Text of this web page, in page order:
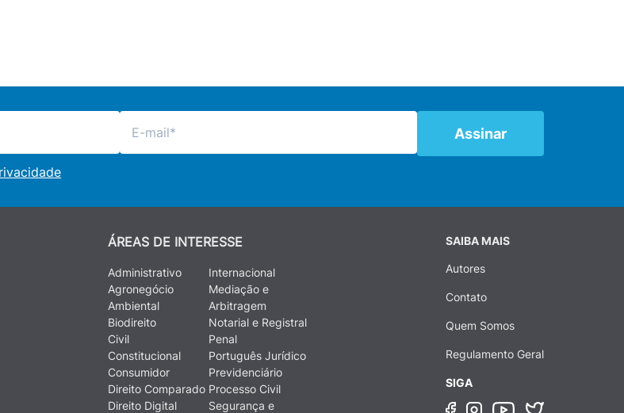
ÁREAS DE INTERESSE
Administrativo
Agronegócio
Ambiental
Biodireito
Civil
Constitucional
Consumidor
Direito Comparado
Direito Digital
Internacional
Mediação e
Arbitragem
Notarial e Registral
Penal
Português Jurídico
Previdenciário
Processo Civil
Segurança e
SAIBA MAIS
Autores
Contato
Quem Somos
Regulamento Geral
SIGA